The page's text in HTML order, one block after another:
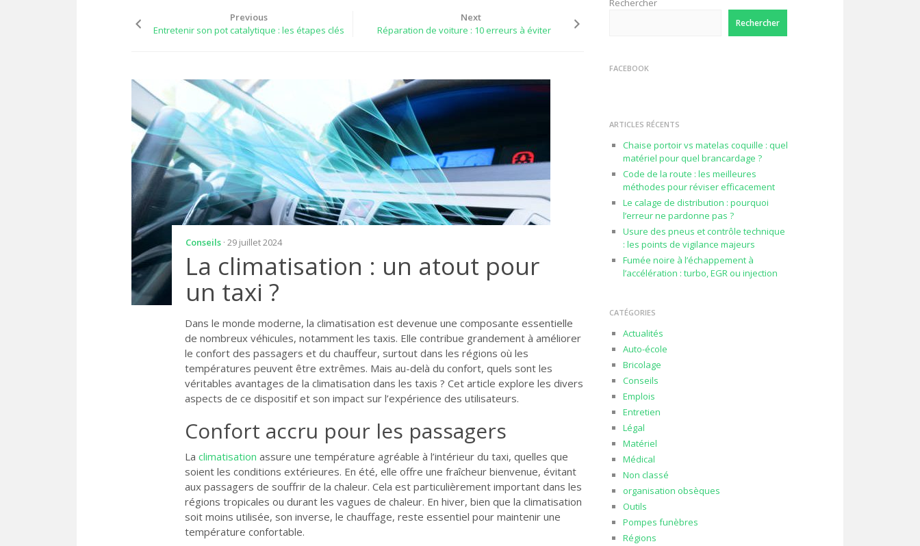
Previous
Entretenir son pot catalytique : les étapes clés
Next
Réparation de voiture : 10 erreurs à éviter
Conseils · 29 juillet 2024
La climatisation : un atout pour
un taxi ?
Dans le monde moderne, la climatisation est devenue une composante essentielle
de nombreux véhicules, notamment les taxis. Elle contribue grandement à améliorer
le confort des passagers et du chauffeur, surtout dans les régions où les
températures peuvent être extrêmes. Mais au-delà du confort, quels sont les
véritables avantages de la climatisation dans les taxis ? Cet article explore les divers
aspects de ce dispositif et son impact sur l’expérience des utilisateurs.
Confort accru pour les passagers
La climatisation assure une température agréable à l’intérieur du taxi, quelles que
soient les conditions extérieures. En été, elle offre une fraîcheur bienvenue, évitant
aux passagers de souffrir de la chaleur. Cela est particulièrement important dans les
régions tropicales ou durant les vagues de chaleur. En hiver, bien que la climatisation
soit moins utilisée, son inverse, le chauffage, reste essentiel pour maintenir une
température confortable.
Rechercher
Rechercher
FACEBOOK
ARTICLES RÉCENTS
Chaise portoir vs matelas coquille : quel
matériel pour quel brancardage ?
Code de la route : les meilleures
méthodes pour réviser efficacement
Le calage de distribution : pourquoi
l’erreur ne pardonne pas ?
Usure des pneus et contrôle technique
: les points de vigilance majeurs
Fumée noire à l’échappement à
l’accélération : turbo, EGR ou injection
CATÉGORIES
Actualités
Auto-école
Bricolage
Conseils
Emplois
Entretien
Légal
Matériel
Médical
Non classé
organisation obsèques
Outils
Pompes funèbres
Régions